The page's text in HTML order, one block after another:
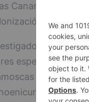
Canarias, lo que
de áreas
especies
cerrojillo
y la